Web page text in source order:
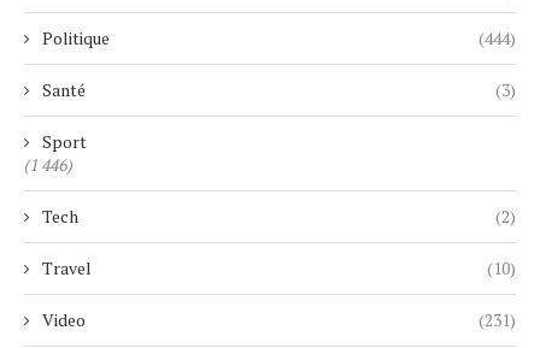
Politique (444)
Santé (3)
Sport
(1 446)
Tech (2)
Travel (10)
Video (231)